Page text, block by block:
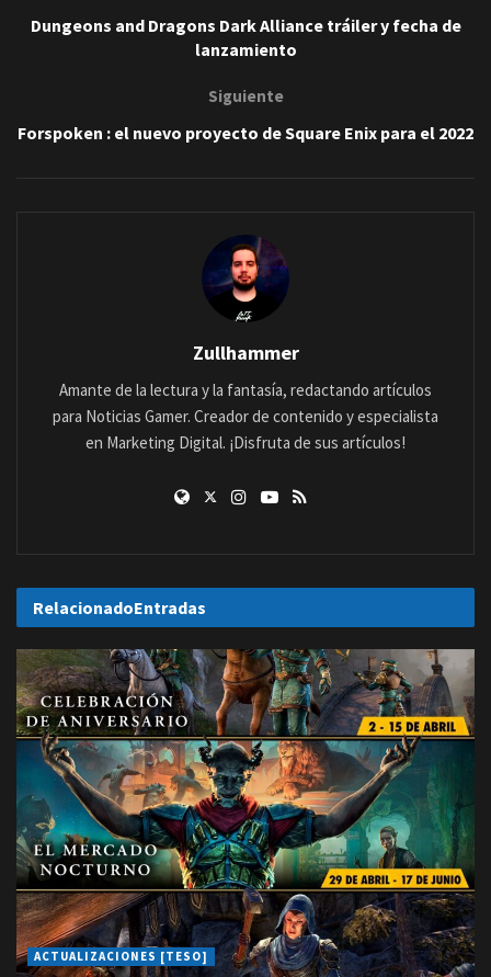
Dungeons and Dragons Dark Alliance tráiler y fecha de
lanzamiento
Siguiente
Forspoken : el nuevo proyecto de Square Enix para el 2022
Zullhammer
Amante de la lectura y la fantasía, redactando artículos
para Noticias Gamer. Creador de contenido y especialista
en Marketing Digital. ¡Disfruta de sus artículos!
RelacionadoEntradas
ACTUALIZACIONES [TESO]